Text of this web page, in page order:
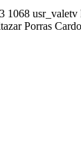
1068 usr_valetv
Porras